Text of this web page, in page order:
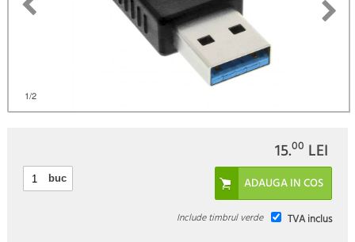
1/2
15.00 LEI
buc
TVA inclus
Include timbrul verde